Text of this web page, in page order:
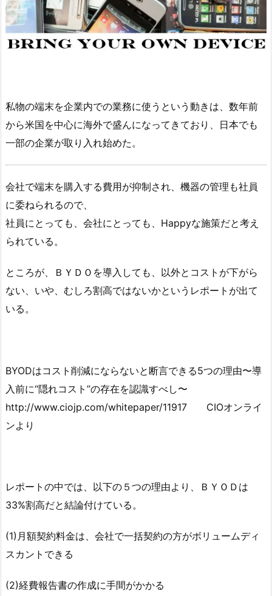
私物の端末を企業内での業務に使うという動きは、数年前
から米国を中心に海外で盛んになってきており、日本でも
一部の企業が取り入れ始めた。
会社で端末を購入する費用が抑制され、機器の管理も社員
に委ねられるので、
社員にとっても、会社にとっても、Happyな施策だと考え
られている。
ところが、ＢＹＤＯを導入しても、以外とコストが下がら
ない、いや、むしろ割高ではないかというレポートが出て
いる。
BYODはコスト削減にならないと断言できる5つの理由〜導
入前に“隠れコスト”の存在を認識すべし〜
http://www.ciojp.com/whitepaper/11917 CIOオンライ
ンより
レポートの中では、以下の５つの理由より、ＢＹＯＤは
33%割高だと結論付けている。
(1)月額契約料金は、会社で一括契約の方がボリュームディ
スカントできる
(2)経費報告書の作成に手間がかかる